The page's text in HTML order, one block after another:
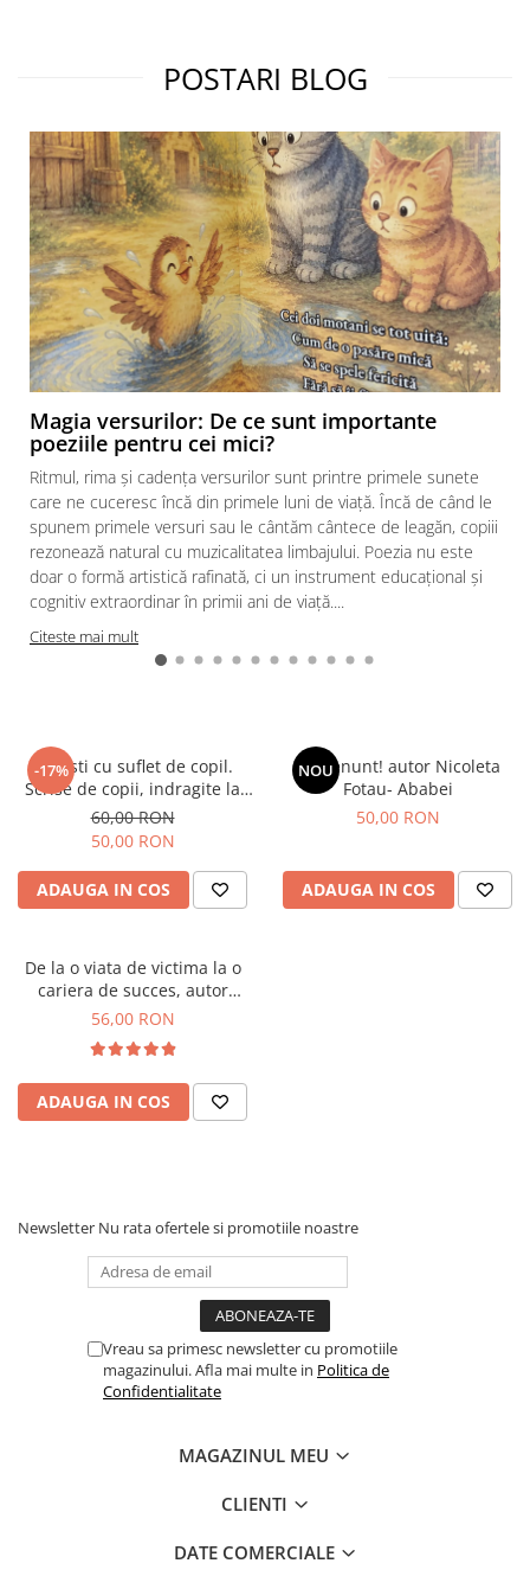
POSTARI BLOG
Magia versurilor: De ce sunt importante
poeziile pentru cei mici?
Ritmul, rima și cadența versurilor sunt printre primele sunete
care ne cuceresc încă din primele luni de viață. Încă de când le
spunem primele versuri sau le cântăm cântece de leagăn, copiii
rezonează natural cu muzicalitatea limbajului. Poezia nu este
doar o formă artistică rafinată, ci un instrument educațional și
cognitiv extraordinar în primii ani de viață....
Citeste mai mult
-17%
Povesti cu suflet de copil.
Scrise de copii, indragite la
orice varsta, coordonator
Nicoleta Fotau-Ababei
60,00 RON
50,00 RON
ADAUGA IN COS
NOU
Nu renunt! autor Nicoleta
Fotau- Ababei
50,00 RON
ADAUGA IN COS
De la o viata de victima la o
cariera de succes, autor
Nicoleta Fotau-Ababei
56,00 RON
ADAUGA IN COS
Newsletter Nu rata ofertele si promotiile noastre
Vreau sa primesc newsletter cu promotiile
magazinului. Afla mai multe in Politica de
Confidentialitate
MAGAZINUL MEU
CLIENTI
DATE COMERCIALE